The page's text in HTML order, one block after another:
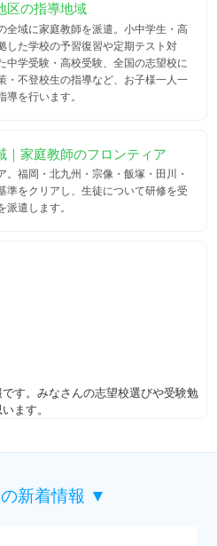
区の指導地域
全域に家庭教師を派遣。小中学生・高
した学校の予習復習や定期テスト対
中学受験・高校受験、全国の志望校に
・不登校生の指導など、お子様一人一
導を行います。
｜家庭教師のフロンティア
。福岡・北九州・宗像・飯塚・田川・
準をクリアし、生徒について研修を受
派遣します。
す。みなさんの志望校選びや受験勉
ます。
新着情報 ▼